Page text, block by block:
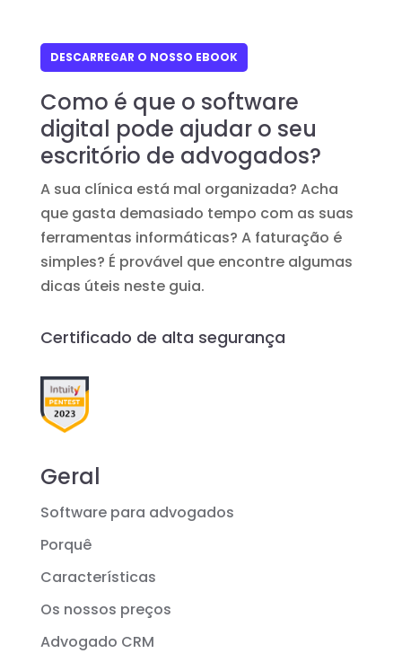
DESCARREGAR O NOSSO EBOOK
Como é que o software
digital pode ajudar o seu
escritório de advogados?
A sua clínica está mal organizada? Acha
que gasta demasiado tempo com as suas
ferramentas informáticas? A faturação é
simples? É provável que encontre algumas
dicas úteis neste guia.
Certificado de alta segurança
Geral
Software para advogados
Porquê
Características
Os nossos preços
Advogado CRM